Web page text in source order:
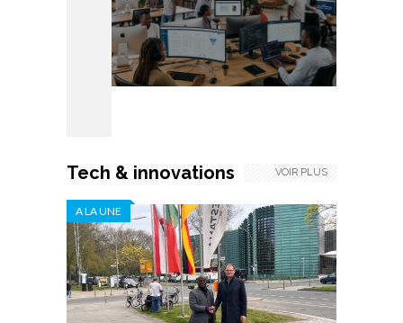
Tech & innovations
A LA UNE
VOIR PLUS